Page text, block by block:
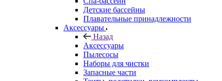
Детские бассейны
Плавательные принадлежности
Аксессуары
Назад
Аксессуары
Пылесосы
Наборы для чистки
Запасные части